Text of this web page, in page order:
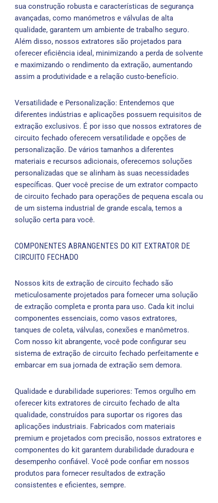
sua construção robusta e características de segurança
avançadas, como manómetros e válvulas de alta
qualidade, garantem um ambiente de trabalho seguro.
Além disso, nossos extratores são projetados para
oferecer eficiência ideal, minimizando a perda de solvente
e maximizando o rendimento da extração, aumentando
assim a produtividade e a relação custo-benefício.
Versatilidade e Personalização: Entendemos que
diferentes indústrias e aplicações possuem requisitos de
extração exclusivos. É por isso que nossos extratores de
circuito fechado oferecem versatilidade e opções de
personalização. De vários tamanhos a diferentes
materiais e recursos adicionais, oferecemos soluções
personalizadas que se alinham às suas necessidades
específicas. Quer você precise de um extrator compacto
de circuito fechado para operações de pequena escala ou
de um sistema industrial de grande escala, temos a
solução certa para você.
COMPONENTES ABRANGENTES DO KIT EXTRATOR DE
CIRCUITO FECHADO
Nossos kits de extração de circuito fechado são
meticulosamente projetados para fornecer uma solução
de extração completa e pronta para uso. Cada kit inclui
componentes essenciais, como vasos extratores,
tanques de coleta, válvulas, conexões e manômetros.
Com nosso kit abrangente, você pode configurar seu
sistema de extração de circuito fechado perfeitamente e
embarcar em sua jornada de extração sem demora.
Qualidade e durabilidade superiores: Temos orgulho em
oferecer kits extratores de circuito fechado de alta
qualidade, construídos para suportar os rigores das
aplicações industriais. Fabricados com materiais
premium e projetados com precisão, nossos extratores e
componentes do kit garantem durabilidade duradoura e
desempenho confiável. Você pode confiar em nossos
produtos para fornecer resultados de extração
consistentes e eficientes, sempre.